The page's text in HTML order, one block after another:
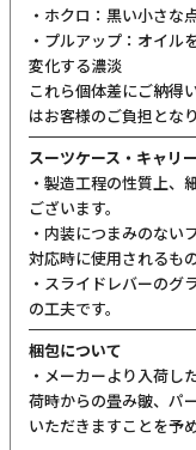
身体の前に回した時も小物
ーポケットです。